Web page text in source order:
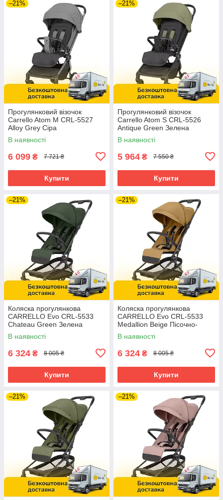
–21%
Прогулянковий візочок
Carrello Atom M CRL-5527
Alloy Grey Сіра
В наявності
6 099 ₴ 7 721 ₴
Купити
–21%
Прогулянковий візочок
Carrello Atom S CRL-5526
Antique Green Зелена
В наявності
5 964 ₴ 7 550 ₴
Купити
–21%
Коляска прогулянкова
CARRELLO Evo CRL-5533
Chateau Green Зелена
В наявності
6 324 ₴ 8 005 ₴
Купити
–21%
Коляска прогулянкова
CARRELLO Evo CRL-5533
Medallion Beige Пісочно-
бежевий
В наявності
6 324 ₴ 8 005 ₴
Купити
–21% –21%